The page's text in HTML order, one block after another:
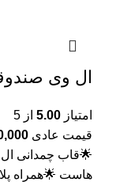
ال وی
امتیاز 5.00 از 5
قیمت عادی
🌟قاب چمدانی
هاست 🌟همراه پلاک